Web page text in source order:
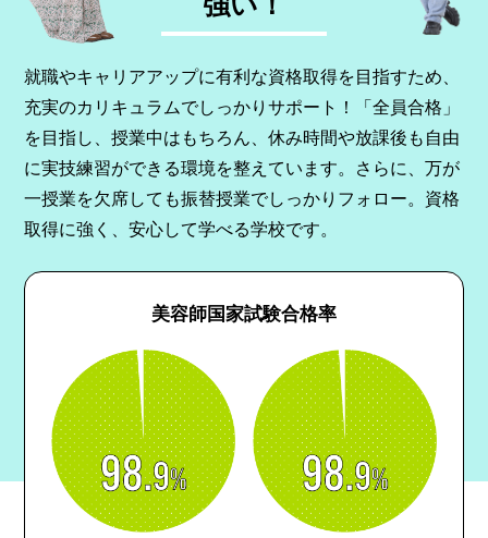
就職やキャリアアップに有利な資格取得を目指すため、
充実のカリキュラムでしっかりサポート！「全員合格」
を目指し、授業中はもちろん、休み時間や放課後も自由
に実技練習ができる環境を整えています。さらに、万が
一授業を欠席しても振替授業でしっかりフォロー。資格
取得に強く、安心して学べる学校です。
美容師国家試験合格率